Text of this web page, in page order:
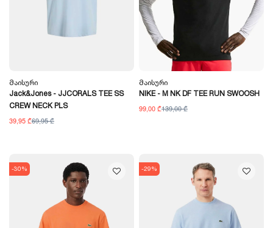
Მაისური
Jack&Jones - JJCORALS TEE SS
CREW NECK PLS
39,95 ₾69,95 ₾
Მაისური
NIKE - M NK DF TEE RUN SWOOSH
99,00 ₾139,00 ₾
-30% -29%